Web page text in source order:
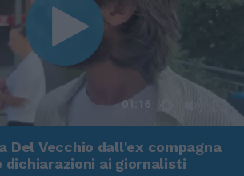
01:16
Del Vecchio dall'ex compagna
dichiarazioni ai giornalisti